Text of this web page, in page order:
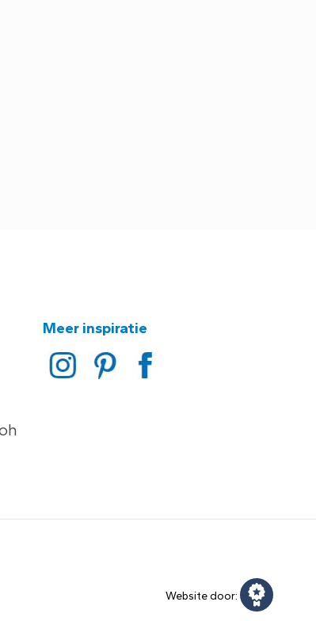
Meer inspiratie
Website door: